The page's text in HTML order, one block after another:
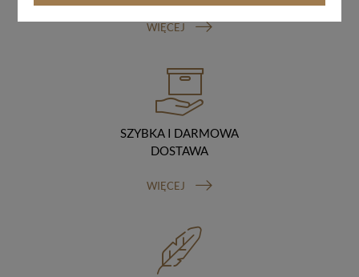
rozporządzenie o ochronie danych, tj. RODO).
Twoje dane osobowe możemy udostępniać
hostingodawcy. Takie podmioty przetwarzają dane na
podstawie umowy z nami i tylko zgodnie z naszymi
poleceniami. Przekazujemy Twoje dane poza teren
Polski/UE/Europejskiego Obszaru Gospodarczego.
Okres przechowywania danych
Twoje dane przechowujemy do czasu posiadania
otrzymania ich kopii, prawo do sprostowania
(poprawiania) swoich danych, prawo do usunięcia
danych (jeżeli Twoim zdaniem nie ma podstaw do tego,
abyśmy przetwarzali Twoje dane, możesz zażądać,
WIĘCEJ
SZYBKA I DARMOWA
DOSTAWA
WIĘCEJ